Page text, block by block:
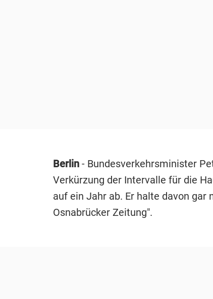
Berlin- Bundesverkehrsminister
Verkürzung der Intervalle für die
auf ein Jahr ab. Er halte davon gar
Osnabrücker Zeitung".